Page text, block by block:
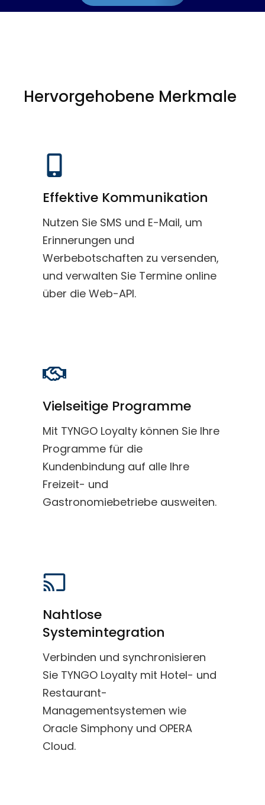
Hervorgehobene Merkmale
Effektive Kommunikation
Nutzen Sie SMS und E-Mail, um
Erinnerungen und
Werbebotschaften zu versenden,
und verwalten Sie Termine online
über die Web-API.
Vielseitige Programme
Mit TYNGO Loyalty können Sie Ihre
Programme für die
Kundenbindung auf alle Ihre
Freizeit- und
Gastronomiebetriebe ausweiten.
Nahtlose
Systemintegration
Verbinden und synchronisieren
Sie TYNGO Loyalty mit Hotel- und
Restaurant-
Managementsystemen wie
Oracle Simphony und OPERA
Cloud.